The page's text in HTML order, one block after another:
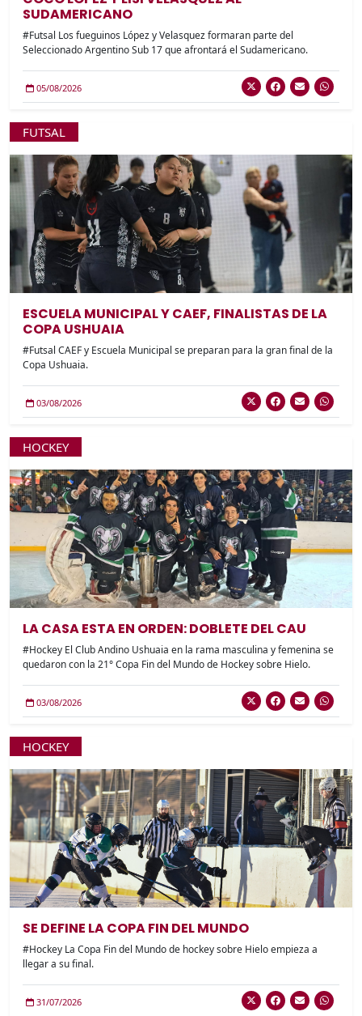
SUDAMERICANO
#Futsal Los fueguinos López y Velasquez formaran parte del
Seleccionado Argentino Sub 17 que afrontará el Sudamericano.
05/08/2026
FUTSAL
ESCUELA MUNICIPAL Y CAEF, FINALISTAS DE LA
COPA USHUAIA
#Futsal CAEF y Escuela Municipal se preparan para la gran final de la
Copa Ushuaia.
03/08/2026
HOCKEY
LA CASA ESTA EN ORDEN: DOBLETE DEL CAU
#Hockey El Club Andino Ushuaia en la rama masculina y femenina se
quedaron con la 21° Copa Fin del Mundo de Hockey sobre Hielo.
03/08/2026
HOCKEY
SE DEFINE LA COPA FIN DEL MUNDO
#Hockey La Copa Fin del Mundo de hockey sobre Hielo empieza a
llegar a su final.
31/07/2026